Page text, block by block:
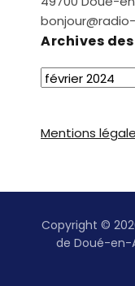
Archives
Mentions
Copyright ©
de Doué-en-